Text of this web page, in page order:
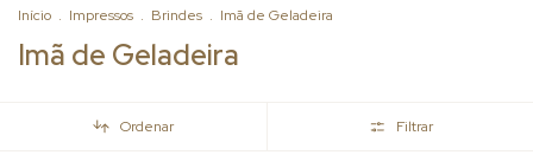
Início . Impressos . Brindes . Imã de Geladeira
Imã de Geladeira
Ordenar Filtrar